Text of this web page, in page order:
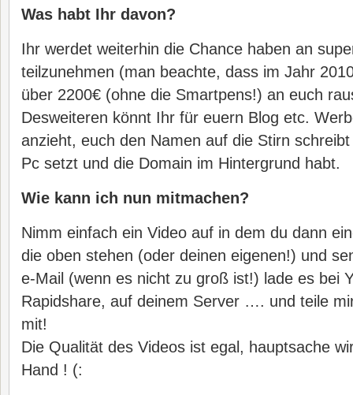
Was habt Ihr davon?
Ihr werdet weiterhin die Chance haben an
teilzunehmen (man beachte, dass im Jahr
über 2200€ (ohne die Smartpens!) an euch
Desweiteren könnt Ihr für euern Blog etc.
anzieht, euch den Namen auf die Stirn
Pc setzt und die Domain im Hintergrund habt.
Wie kann ich nun mitmachen?
Nimm einfach ein Video auf in dem du dann
die oben stehen (oder deinen eigenen!) und
e-Mail (wenn es nicht zu groß ist!) lade es bei
Rapidshare, auf deinem Server …. und teile
mit!
Die Qualität des Videos ist egal, hauptsache
Hand ! (: